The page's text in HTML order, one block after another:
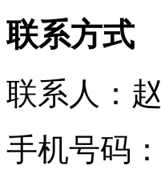
联系方式
联系人：
手机号码